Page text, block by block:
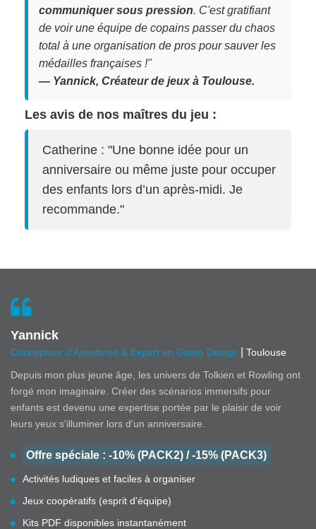
communiquer sous pression. C'est gratifiant
de voir une équipe de copains passer du chaos
total à une organisation de pros pour sauver les
médailles françaises !"
— Yannick, Créateur de jeux à Toulouse.
Les avis de nos maîtres du jeu :
Catherine : "Une bonne idée pour un
anniversaire ou même juste pour occuper
des enfants lors d’un après-midi. Je
recommande."
Yannick
Concepteur d'Aventures & Expert en Game Design
Toulouse
Depuis mon plus jeune âge, les univers de Tolkien et Rowling ont
forgé mon imaginaire. Créer des scénarios immersifs pour
enfants est devenu une expertise portée par le plaisir de voir
leurs yeux s'illuminer lors d'un anniversaire.
Offre spéciale : -10% (PACK2) / -15% (PACK3)
Activités ludiques et faciles à organiser
Jeux coopératifs (esprit d'équipe)
Kits PDF disponibles instantanément